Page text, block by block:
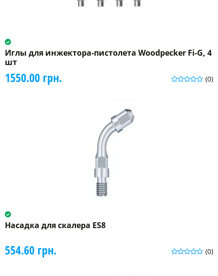
Иглы для инжектора-пистолета Woodpecker Fi-G, 4
шт
(0)
1550.00 грн.
Насадка для скалера ES8
(0)
554.60 грн.